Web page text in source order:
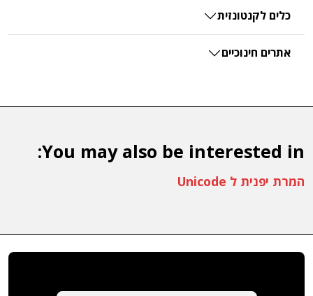
כלים לקנטונזית
אתרים חינוכיים
You may also be interested in:
המרת יפנית ל Unicode